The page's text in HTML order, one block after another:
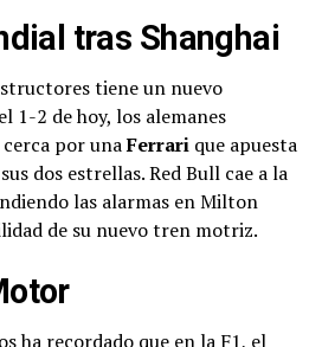
tras Shanghai
tiene un nuevo
1-2 de hoy, los alemanes
cerca por unaFerrari que apuesta
dos estrellas. Red Bull cae a la
las alarmas en Milton
de su nuevo tren motriz.
ha recordado que en la F1, el